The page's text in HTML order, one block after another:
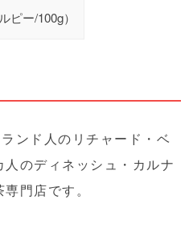
ピー/100g）
ンド人のリチャード・ベ
のディネッシュ・カルナ
門店です。